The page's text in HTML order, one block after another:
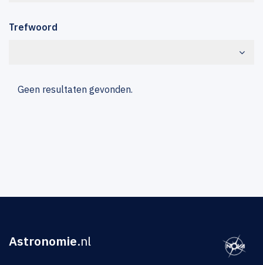
Trefwoord
Geen resultaten gevonden.
Astronomie.nl